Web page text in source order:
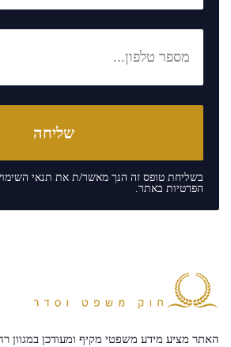
בשליחת טופס זה הנך מאשר/ת את תנאי
הפרטיות באתר.
האתר מציע מידע משפטי מקיף ומעודכן במגוון